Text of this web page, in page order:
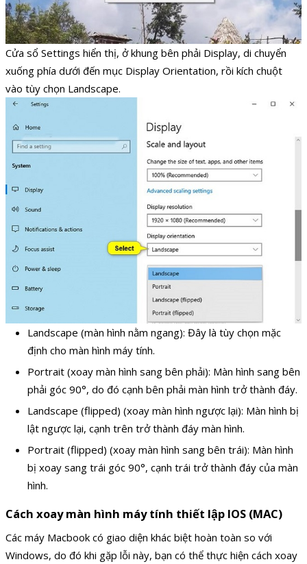
Cửa sổ Settings hiển thị, ở khung bên phải Display, di chuyển
xuống phía dưới đến mục Display Orientation, rồi kích chuột
vào tùy chọn Landscape.
Landscape (màn hình nằm ngang): Đây là tùy chọn mặc
định cho màn hình máy tính.
Portrait (xoay màn hình sang bên phải): Màn hình sang bên
phải góc 90°, do đó cạnh bên phải màn hình trở thành đáy.
Landscape (flipped) (xoay màn hình ngược lại): Màn hình bị
lật ngược lại, cạnh trên trở thành đáy màn hình.
Portrait (flipped) (xoay màn hình sang bên trái): Màn hình
bị xoay sang trái góc 90°, cạnh trái trở thành đáy của màn
hình.
Cách xoay màn hình máy tính thiết lập IOS (MAC)
Các máy Macbook có giao diện khác biệt hoàn toàn so với
Windows, do đó khi gặp lỗi này, bạn có thể thực hiện cách xoay